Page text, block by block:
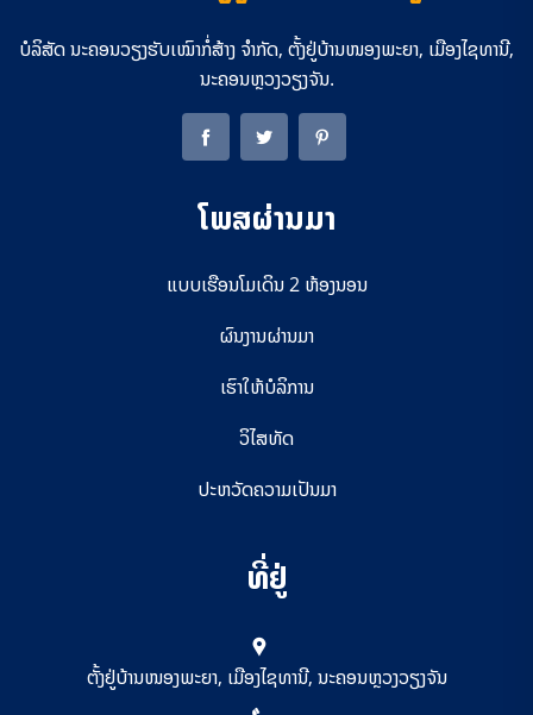
ບໍລິສັດ ນະຄອນວຽງຮັບເໝົາກໍ່ສ້າງ ຈຳກັດ, ຕັ້ງຢູ່ບ້ານໜອງພະຍາ, ເມືອງໄຊທານີ,
ນະຄອນຫຼວງວຽງຈັນ.
ໂພສຜ່ານມາ
ແບບເຮືອນໂມເດິນ 2 ຫ້ອງນອນ
ຜົນງານຜ່ານມາ
ເຮົາໃຫ້ບໍລິການ
ວິໄສທັດ
ປະຫວັດຄວາມເປັນມາ
ທີ່ຢູ່
ຕັ້ງຢູ່ບ້ານໜອງພະຍາ, ເມືອງໄຊທານີ, ນະຄອນຫຼວງວຽງຈັນ